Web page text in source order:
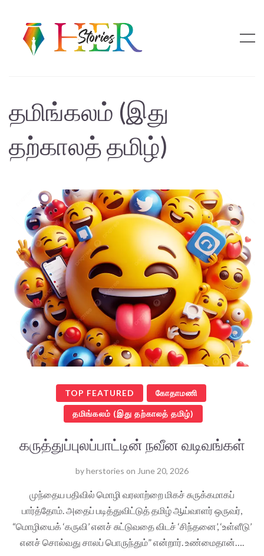
தமிங்கலம் (இது
தற்காலத் தமிழ்)
TOP FEATURED கோதாமணி
தமிங்கலம் (இது தற்காலத் தமிழ்)
கருத்துப்புலப்பாட்டின் நவீன வடிவங்கள்
byherstories on June 20, 2026
முந்தைய பதிவில் மொழி வரலாற்றை மிகச் சுருக்கமாகப்
பார்த்தோம். அதைப் படித்துவிட்டுத் தமிழ் ஆய்வாளர் ஒருவர்,
“மொழியைக் ‘கருவி’ எனச் சுட்டுவதை விடச் ‘சிந்தனை’, ‘உள்ளீடு’
எனச் சொல்வது சாலப் பொருந்தும்” என்றார். உண்மைதான்….